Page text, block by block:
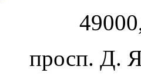
просп. Д.